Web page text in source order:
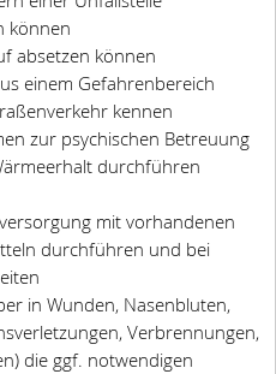
können
absetzen können
einem Gefahrenbereich
kennen
zur psychischen Betreuung
durchführen
mit vorhandenen
durchführen und bei
in Wunden, Nasenbluten,
Verbrennungen,
die ggf. notwendigen